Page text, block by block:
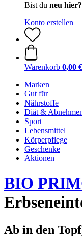
Bist du neu hier?
Konto erstellen
Warenkorb 0,00 €
Marken
Gut für
Nährstoffe
Diät &
Sport
Lebensmittel
Körperpflege
Geschenke
Aktionen
BIO
Ab in den